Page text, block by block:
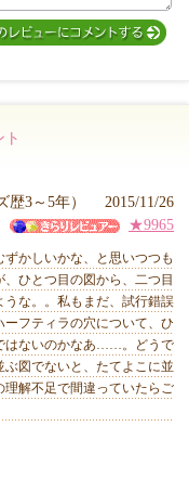
ト
歴3～5年） 2015/11/26
★9965
かしいかな、と思いつつも
ひとつ目の図から、二つ目
な。。私もまだ、試行錯誤
フティラの穴について、ひ
はないのかなあ……。どうで
図でないと、たてよこに並
解不足で間違っていたらご